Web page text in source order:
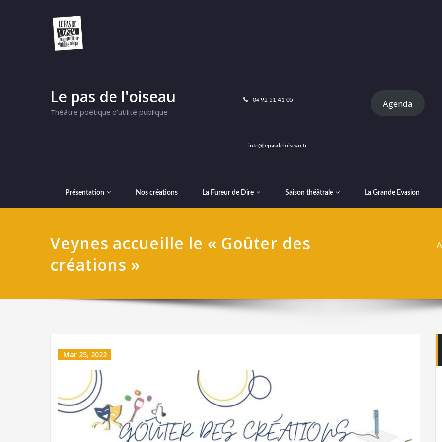
Le pas de l'oiseau
Théâtre poétique d'utilité publique
04 92 51 41 05 Agenda
info@lepasdeloiseau.fr
Présentation Nos créations La Fureur de Dire Saison théâtrale La Grande Evasion
Veynes accueille le « Goûter des
créations »
Mar 25, 2022